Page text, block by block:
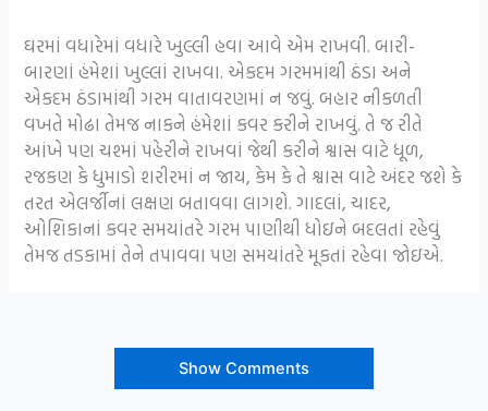
ઘરમાં વધારેમાં વધારે ખુલ્લી હવા આવે એમ રાખવી. બારી-
બારણાં હંમેશાં ખુલ્લાં રાખવા. એકદમ ગરમમાંથી ઠંડા અને
એકદમ ઠંડામાંથી ગરમ વાતાવરણમાં ન જવું. બહાર નીકળતી
વખતે મોઢા તેમજ નાકને હંમેશાં કવર કરીને રાખવું. તે જ રીતે
આંખે પણ ચશ્માં પહેરીને રાખવાં જેથી કરીને શ્વાસ વાટે ધૂળ,
રજકણ કે ધુમાડો શરીરમાં ન જાય, કેમ કે તે શ્વાસ વાટે અંદર જશે કે
તરત એલર્જીનાં લક્ષણ બતાવવા લાગશે. ગાદલાં, ચાદર,
ઓશિકાનાં કવર સમયાંતરે ગરમ પાણીથી ધોઇને બદલતાં રહેવું
તેમજ તડકામાં તેને તપાવવા પણ સમયાંતરે મૂકતાં રહેવા જોઇએ.
Show Comments